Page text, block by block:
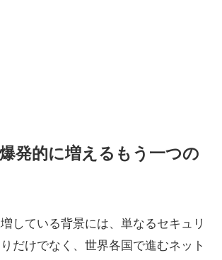
発的に増えるもう一つの
している背景には、単なるセキュリ
だけでなく、世界各国で進むネット